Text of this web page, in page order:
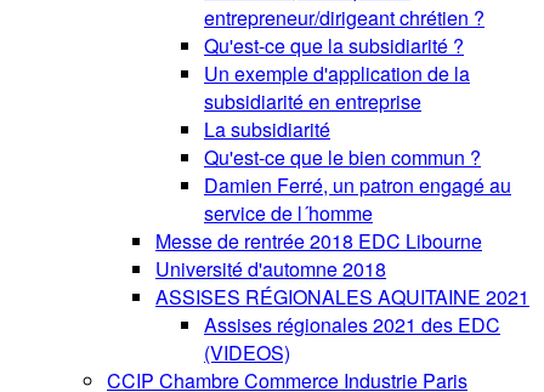
entrepreneur/dirigeant chrétien ?
Qu'est-ce que la subsidiarité ?
Un exemple d'application de la
subsidiarité en entreprise
La subsidiarité
Qu'est-ce que le bien commun ?
Damien Ferré, un patron engagé au
service de l´homme
Messe de rentrée 2018 EDC Libourne
Université d'automne 2018
ASSISES RÉGIONALES AQUITAINE 2021
Assises régionales 2021 des EDC
(VIDEOS)
CCIP Chambre Commerce Industrie Paris